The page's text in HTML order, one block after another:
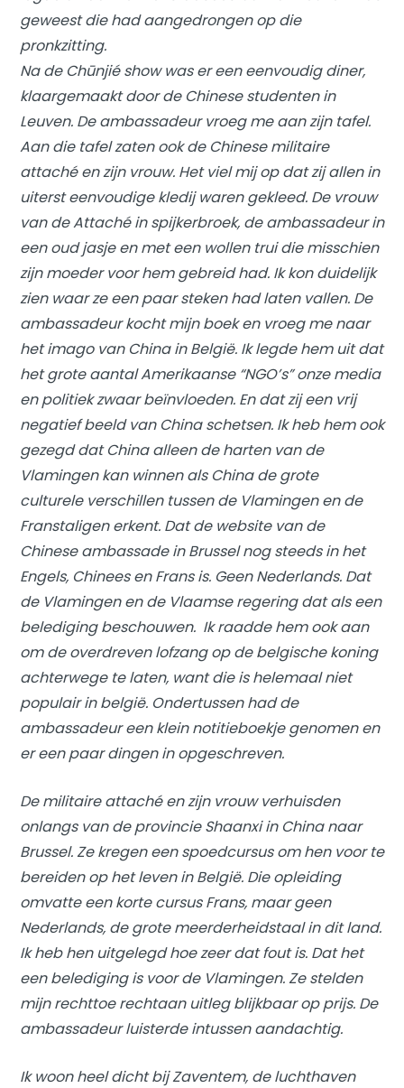
geweest die had aangedrongen op die
pronkzitting.
Na de Chūnjié show was er een eenvoudig diner,
klaargemaakt door de Chinese studenten in
Leuven. De ambassadeur vroeg me aan zijn tafel.
Aan die tafel zaten ook de Chinese militaire
attaché en zijn vrouw. Het viel mij op dat zij allen in
uiterst eenvoudige kledij waren gekleed. De vrouw
van de Attaché in spijkerbroek, de ambassadeur in
een oud jasje en met een wollen trui die misschien
zijn moeder voor hem gebreid had. Ik kon duidelijk
zien waar ze een paar steken had laten vallen. De
ambassadeur kocht mijn boek en vroeg me naar
het imago van China in België. Ik legde hem uit dat
het grote aantal Amerikaanse “NGO’s” onze media
en politiek zwaar beïnvloeden. En dat zij een vrij
negatief beeld van China schetsen. Ik heb hem ook
gezegd dat China alleen de harten van de
Vlamingen kan winnen als China de grote
culturele verschillen tussen de Vlamingen en de
Franstaligen erkent. Dat de website van de
Chinese ambassade in Brussel nog steeds in het
Engels, Chinees en Frans is. Geen Nederlands. Dat
de Vlamingen en de Vlaamse regering dat als een
belediging beschouwen. Ik raadde hem ook aan
om de overdreven lofzang op de belgische koning
achterwege te laten, want die is helemaal niet
populair in belgië. Ondertussen had de
ambassadeur een klein notitieboekje genomen en
er een paar dingen in opgeschreven.
De militaire attaché en zijn vrouw verhuisden
onlangs van de provincie Shaanxi in China naar
Brussel. Ze kregen een spoedcursus om hen voor te
bereiden op het leven in België. Die opleiding
omvatte een korte cursus Frans, maar geen
Nederlands, de grote meerderheidstaal in dit land.
Ik heb hen uitgelegd hoe zeer dat fout is. Dat het
een belediging is voor de Vlamingen. Ze stelden
mijn rechttoe rechtaan uitleg blijkbaar op prijs. De
ambassadeur luisterde intussen aandachtig.
Ik woon heel dicht bij Zaventem, de luchthaven